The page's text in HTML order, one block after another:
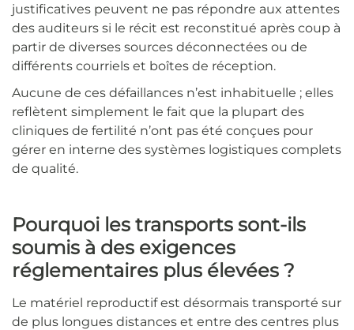
justificatives peuvent ne pas répondre aux attentes
des auditeurs si le récit est reconstitué après coup à
partir de diverses sources déconnectées ou de
différents courriels et boîtes de réception.
Aucune de ces défaillances n’est inhabituelle ; elles
reflètent simplement le fait que la plupart des
cliniques de fertilité n’ont pas été conçues pour
gérer en interne des systèmes logistiques complets
de qualité.
Pourquoi les transports sont-ils
soumis à des exigences
réglementaires plus élevées ?
Le matériel reproductif est désormais transporté sur
de plus longues distances et entre des centres plus